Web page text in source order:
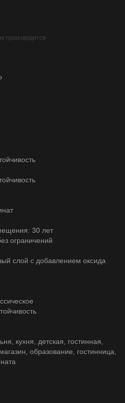
производится
30 лет
ограничений
слой с добавлением оксида
кухня, детская, гостинная,
образование, гостинница,